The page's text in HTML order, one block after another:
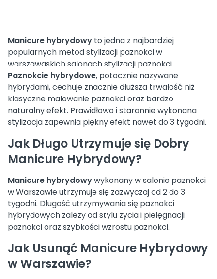
Manicure hybrydowy to jedna z najbardziej
popularnych metod stylizacji paznokci w
warszawaskich salonach stylizacji paznokci.
Paznokcie hybrydowe, potocznie nazywane
hybrydami, cechuje znacznie dłuższa trwałość niż
klasyczne malowanie paznokci oraz bardzo
naturalny efekt. Prawidłowo i starannie wykonana
stylizacja zapewnia piękny efekt nawet do 3 tygodni.
Jak Długo Utrzymuje się Dobry
Manicure Hybrydowy?
Manicure hybrydowywykonany w salonie paznokci
w Warszawie utrzymuje się zazwyczaj od 2 do 3
tygodni. Długość utrzymywania się paznokci
hybrydowych zależy od stylu życia i pielęgnacji
paznokci oraz szybkości wzrostu paznokci.
Jak Usunąć Manicure Hybrydowy
w Warszawie?